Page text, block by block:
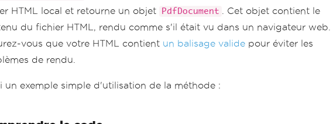
HTML local et retourne un objet
PdfDocument
. Cet objet contient le
du fichier HTML, rendu comme s'il était vu dans un navigateur web.
vous que votre HTML contient un balisage valide pour éviter les
de rendu.
un exemple simple d'utilisation de la méthode :